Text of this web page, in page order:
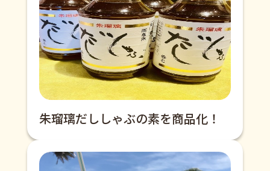
朱瑠璃だししゃぶの素を商品化！